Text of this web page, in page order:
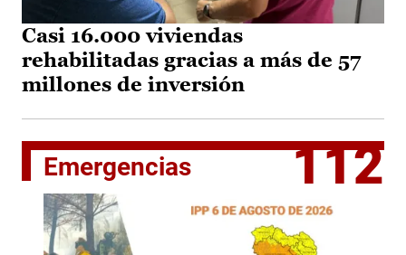
Casi 16.000 viviendas
rehabilitadas gracias a más de 57
millones de inversión
Emergencias 112